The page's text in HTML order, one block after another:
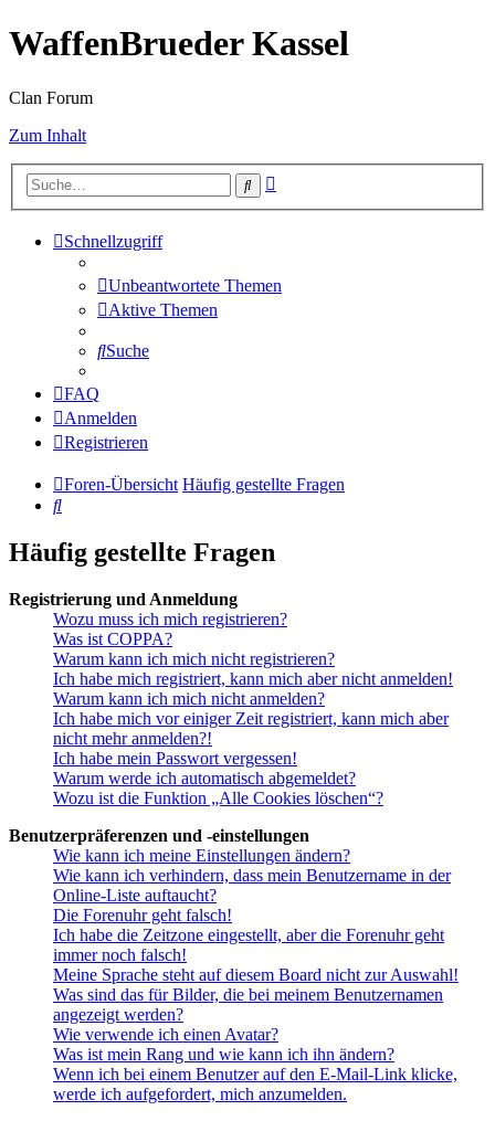
WaffenBrueder Kassel
Clan Forum
Zum Inhalt
Suche
Schnellzugriff
Unbeantwortete Themen
Aktive Themen
Suche
FAQ
Anmelden
Registrieren
Foren-Übersicht Häufig gestellte Fragen
Suche
Häufig gestellte Fragen
Registrierung und Anmeldung
Wozu muss ich mich registrieren?
Was ist COPPA?
Warum kann ich mich nicht registrieren?
Ich habe mich registriert, kann mich aber nicht anmelden!
Warum kann ich mich nicht anmelden?
Ich habe mich vor einiger Zeit registriert, kann mich aber
nicht mehr anmelden?!
Ich habe mein Passwort vergessen!
Warum werde ich automatisch abgemeldet?
Wozu ist die Funktion „Alle Cookies löschen“?
Benutzerpräferenzen und -einstellungen
Wie kann ich meine Einstellungen ändern?
Wie kann ich verhindern, dass mein Benutzername in der
Online-Liste auftaucht?
Die Forenuhr geht falsch!
Ich habe die Zeitzone eingestellt, aber die Forenuhr geht
immer noch falsch!
Meine Sprache steht auf diesem Board nicht zur Auswahl!
Was sind das für Bilder, die bei meinem Benutzernamen
angezeigt werden?
Wie verwende ich einen Avatar?
Was ist mein Rang und wie kann ich ihn ändern?
Wenn ich bei einem Benutzer auf den E-Mail-Link klicke,
werde ich aufgefordert, mich anzumelden.